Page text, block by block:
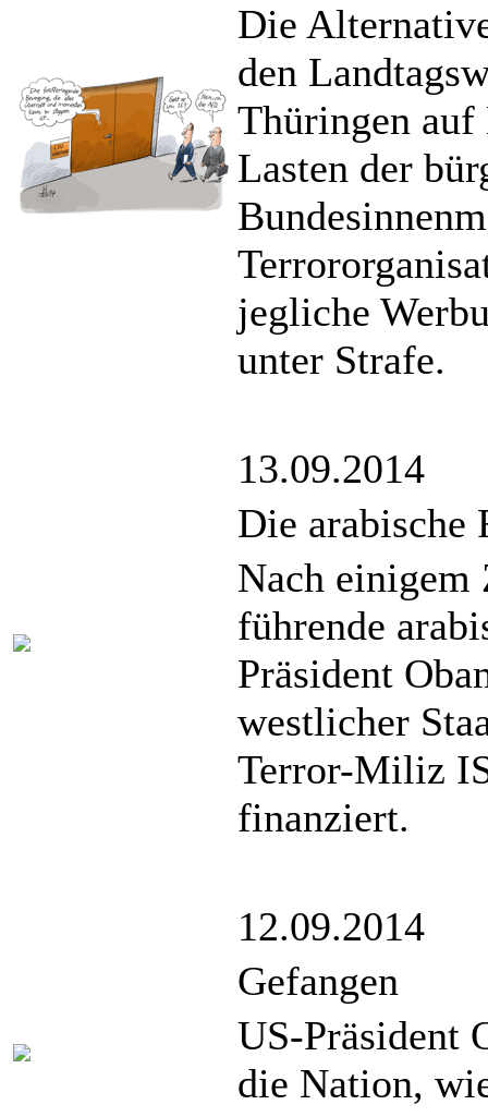
Die
den
Thüringen
Lasten der
jegliche
unter Strafe.
13.09.2014
Die arabische
Nach einigem
führende
Präsident
westlicher
Terror-Miliz
finanziert.
12.09.2014
Gefangen
US-Präsident
die Nation,